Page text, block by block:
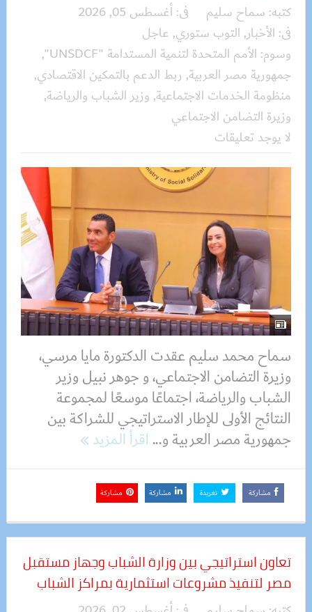
كتبه: سماح سليم فى:أغسطس 05, 2026
فى: الأخبار, التوب ستوري, عاجل
وسوم: الأمم المتحدة لتنمية المستدامة "UNSDCF"
,
جمهورية مصر العربية, ربط الدعم بالتمكين الاقتصادي,
منظومة الخدمات الاجتماعية, وزير الشباب والرياضة,
وزيرة التضامن الاجتماعي
لا يوجد تعليقات
سماح محمد سليم عقدت الدكتورة مايا مرسي،
وزيرة التضامن الاجتماعي، و جوهر نبيل وزير
الشباب والرياضة، اجتماعًا موسعًا لمجموعة
النتائج الأولى للإطار الاستراتيجي للشراكة بين
جمهورية مصر العربية و...اقرأ المزيد
مشاركة تغريدة مشاركة مشاركة
تعاون استراتيجي بين وزارة الشباب وجهاز مستقبل
مصر لتنفيذ مشروعات استثمارية بمراكز الشباب